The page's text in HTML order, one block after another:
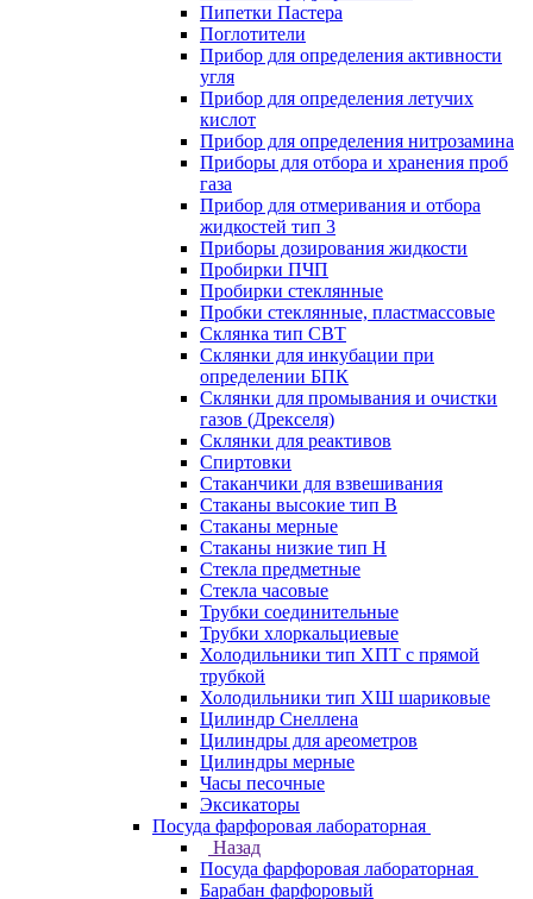
Пипетки Пастера
Поглотители
Прибор для определения активности
угля
Прибор для определения летучих
кислот
Прибор для определения нитрозамина
Приборы для отбора и хранения проб
газа
Прибор для отмеривания и отбора
жидкостей тип 3
Приборы дозирования жидкости
Пробирки ПЧП
Пробирки стеклянные
Пробки стеклянные, пластмассовые
Склянка тип СВТ
Склянки для инкубации при
определении БПК
Склянки для промывания и очистки
газов (Дрекселя)
Склянки для реактивов
Спиртовки
Стаканчики для взвешивания
Стаканы высокие тип В
Стаканы мерные
Стаканы низкие тип Н
Стекла предметные
Стекла часовые
Трубки соединительные
Трубки хлоркальциевые
Холодильники тип ХПТ с прямой
трубкой
Холодильники тип ХШ шариковые
Цилиндр Снеллена
Цилиндры для ареометров
Цилиндры мерные
Часы песочные
Эксикаторы
Посуда фарфоровая лабораторная
Назад
Посуда фарфоровая лабораторная
Барабан фарфоровый